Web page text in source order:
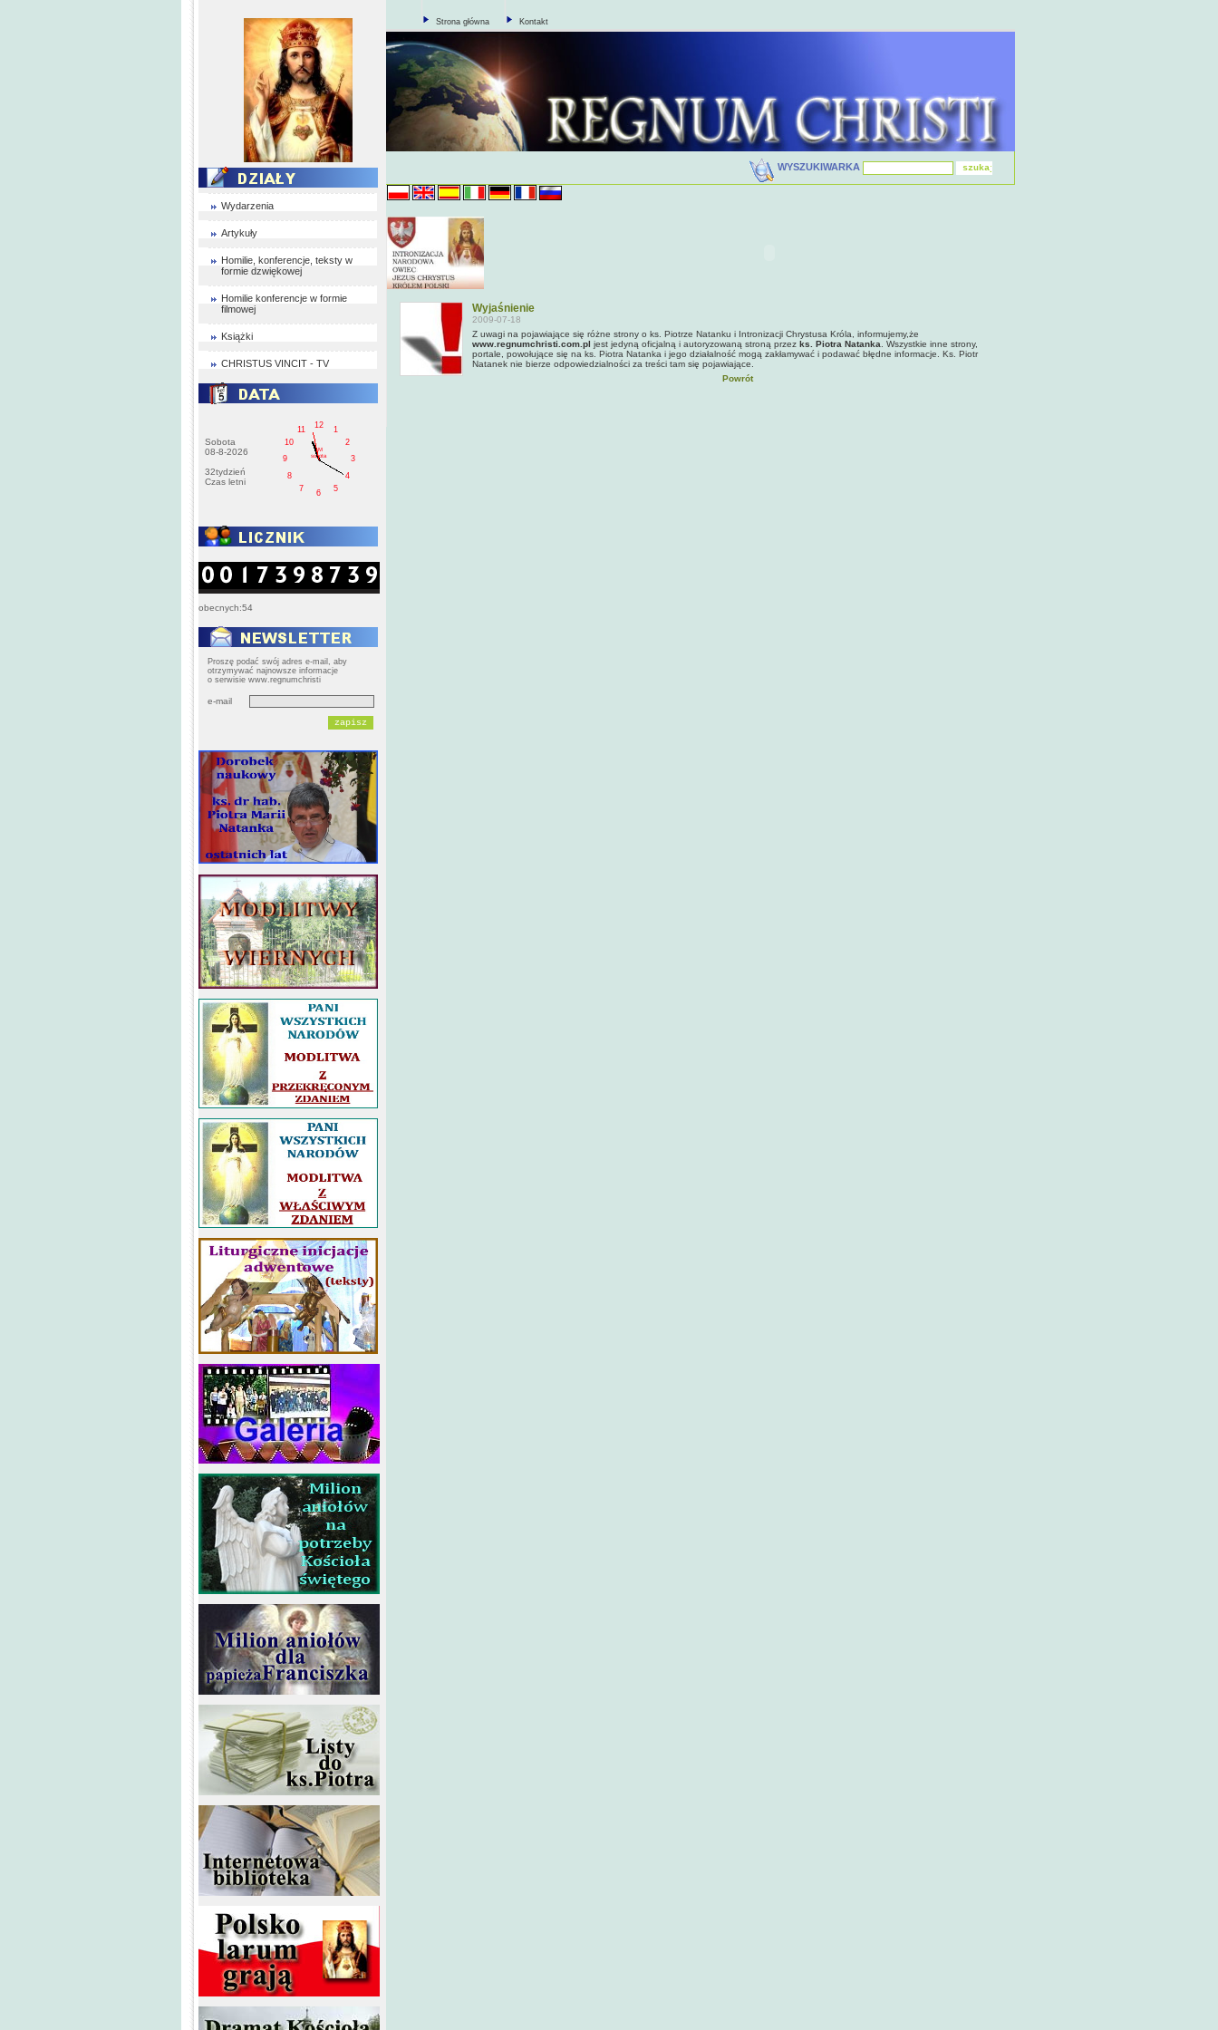
Wydarzenia
Artykuły
Homilie, konferencje, teksty w
formie dzwiękowej
Homilie konferencje w formie
filmowej
Książki
CHRISTUS VINCIT - TV
Sobota
08-8-2026
32tydzień
Czas letni
1
2
3
4
5
6
7
8
9
10
11
12
AM
sobota
obecnych:54
Proszę podać swój adres e-mail, aby
otrzymywać najnowsze informacje
o serwisie www.regnumchristi
e-mail
Strona główna Kontakt
WYSZUKIWARKA
Wyjaśnienie
2009-07-18
Z uwagi na pojawiające się różne strony o ks. Piotrze Natanku i Intronizacji Chrystusa Króla, informujemy,że
www.regnumchristi.com.pl jest jedyną oficjalną i autoryzowaną stroną przez ks. Piotra Natanka . Wszystkie inne strony,
portale, powołujące się na ks. Piotra Natanka i jego działalność mogą zakłamywać i podawać błędne informacje. Ks. Piotr
Natanek nie bierze odpowiedzialności za treści tam się pojawiające.
Powrót